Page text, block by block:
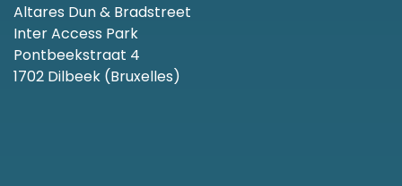
Altares Dun & Bradstreet
Inter Access Park
Pontbeekstraat 4
1702 Dilbeek (Bruxelles)